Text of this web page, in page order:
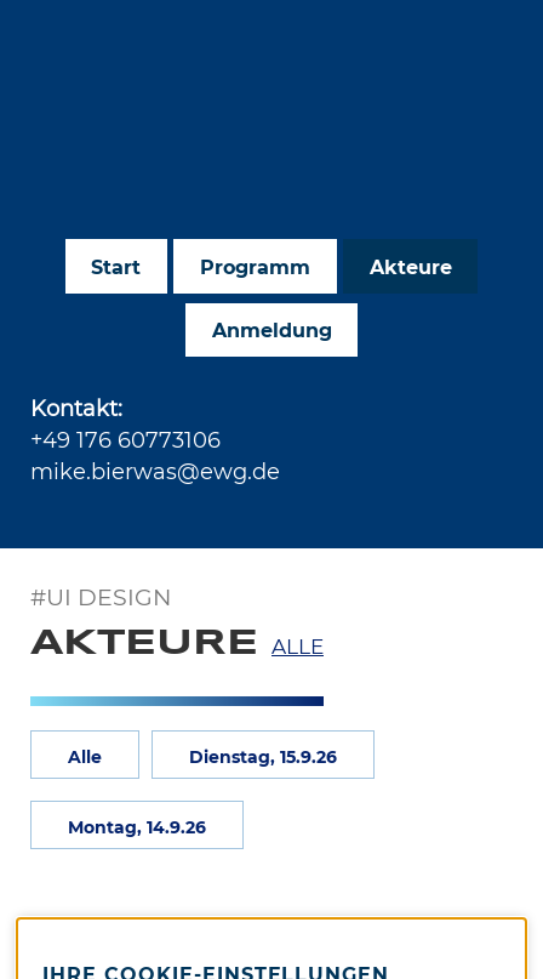
Start Programm Akteure
Anmeldung
Kontakt:
+49 176 60773106
mike.bierwas@ewg.de
#UI DESIGN
AKTEURE ALLE
Alle Dienstag, 15.9.26
Montag, 14.9.26
IHRE COOKIE-EINSTELLUNGEN